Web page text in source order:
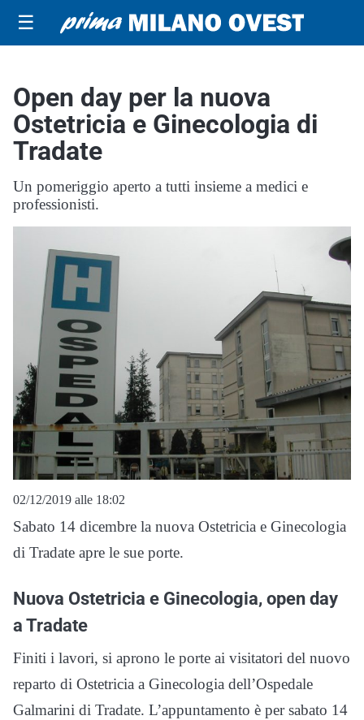
☰
Open day per la nuova
Ostetricia e Ginecologia di
Tradate
Un pomeriggio aperto a tutti insieme a medici e
professionisti.
02/12/2019 alle 18:02
Sabato 14 dicembre la nuova Ostetricia e Ginecologia
di Tradate apre le sue porte.
Nuova Ostetricia e Ginecologia, open day
a Tradate
Finiti i lavori, si aprono le porte ai visitatori del nuovo
reparto di Ostetricia a Ginecologia dell’Ospedale
Galmarini di Tradate. L’appuntamento è per sabato 14